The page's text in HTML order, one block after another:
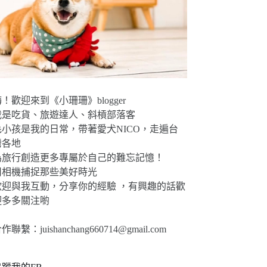
歡迎來到《小珊珊》blogger
是吃貨、旅遊達人、斜槓部落客
小孩是我的日常，帶著愛犬NICO，走遍台
各地
行創造更多專屬於自己的難忘記憶！
相機捕捉那些美好時光
迎與我互動，分享你的經驗 ，有興趣的話歡
多多關注喲
作聯繫：juishanchang660714@gmail.com